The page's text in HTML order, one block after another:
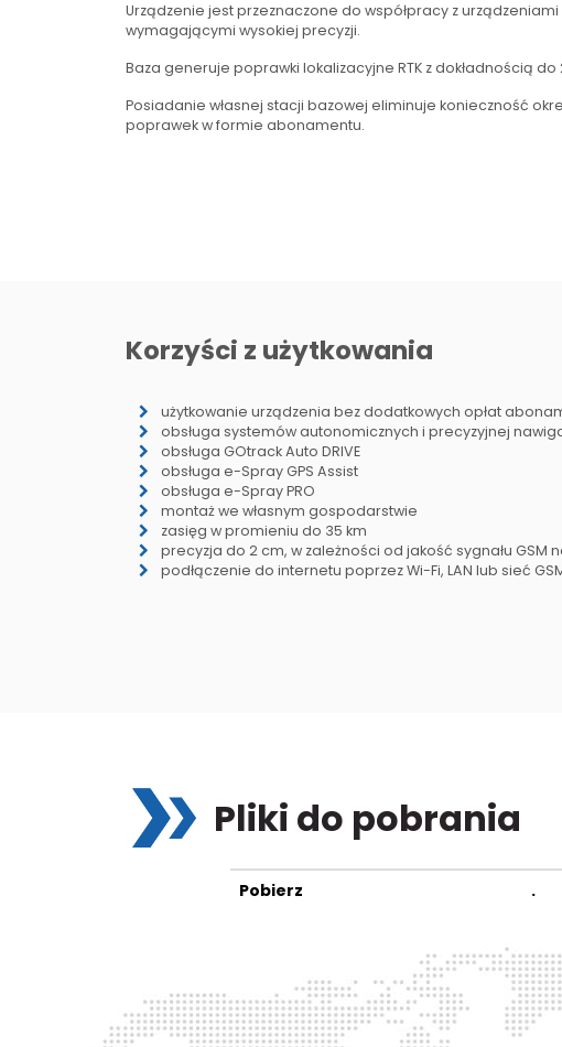
Urządzenie jest przeznaczone do współpracy z
wymagającymi wysokiej precyzji.
Baza generuje poprawki lokalizacyjne RTK z dokładnością do
Posiadanie własnej stacji bazowej eliminuje konieczność
poprawek w formie abonamentu.
Korzyści z użytkowania
użytkowanie urządzenia bez dodatkowych opłat
obsługa systemów autonomicznych i precyzyjnej
obsługa GOtrack Auto DRIVE
obsługa e-Spray GPS Assist
obsługa e-Spray PRO
montaż we własnym gospodarstwie
zasięg w promieniu do 35 km
precyzja do 2 cm, w zależności od jakość sygnału GSM
podłączenie do internetu poprzez Wi-Fi, LAN lub sieć
Pliki do pobrania
Pobierz .